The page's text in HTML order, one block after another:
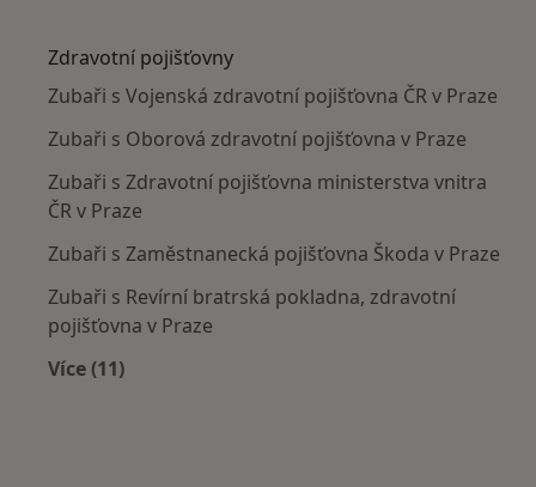
Zdravotní pojišťovny
Zubaři s Vojenská zdravotní pojišťovna ČR v Praze
Zubaři s Oborová zdravotní pojišťovna v Praze
Zubaři s Zdravotní pojišťovna ministerstva vnitra
ČR v Praze
Zubaři s Zaměstnanecká pojišťovna Škoda v Praze
Zubaři s Revírní bratrská pokladna, zdravotní
pojišťovna v Praze
Více (11)